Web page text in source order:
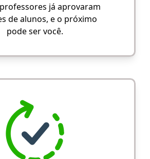
já aprovaram
de alunos, e o próximo
pode ser você.